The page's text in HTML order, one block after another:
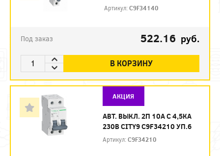
Артикул:C9F34140
Под заказ 522.16 руб.
В КОРЗИНУ
АКЦИЯ
АВТ. ВЫКЛ. 2П 10А С 4,5КА
230В CITY9 C9F34210 УП.6
Артикул:C9F34210